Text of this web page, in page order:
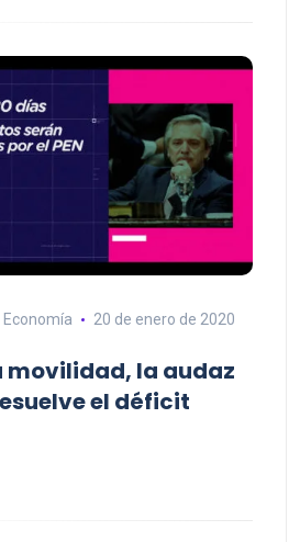
Economía 20 de enero de 2020
movilidad, la audaz
el déficit